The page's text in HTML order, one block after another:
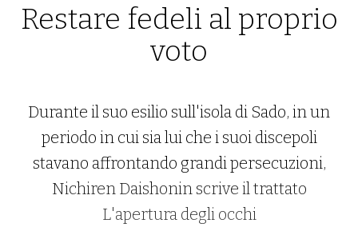
Restare fedeli al proprio
voto
Durante il suo esilio sull'isola di Sado, in un
periodo in cui sia lui che i suoi discepoli
stavano affrontando grandi persecuzioni,
Nichiren Daishonin scrive il trattato
L'apertura degli occhi